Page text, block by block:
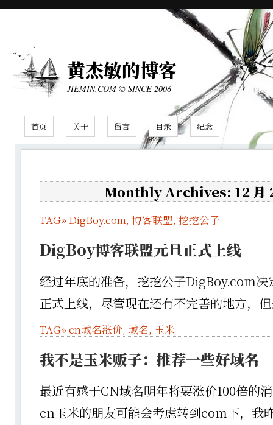
黄杰敏的博客
JIEMIN.COM © SINCE 2006
首页 关于 留言 目录 纪念
Monthly Archives: 12 月
TAG» DigBoy.com, 博客联盟, 挖挖公子
DigBoy博客联盟元旦正式上线
经过年底的准备，挖挖公子DigBoy.com决
正式上线，尽管现在还有不完善的地方，
TAG»cn域名涨价, 域名, 玉米
我不是玉米贩子：推荐一些好域名
最近有感于CN域名明年将要涨价100倍的
cn玉米的朋友可能会考虑转到com下，我